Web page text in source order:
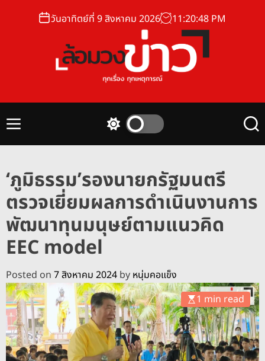
วันอาทิตย์ที่ 9 สิงหาคม 2026 11:20:49 PM
อ
า
ว
M
c
h
c
o
l
o
o
d
e
S
‘ภูมิธรรม’รองนายกรัฐมนตรี
ตรวจเยี่ยมผลการดำเนินงานการ
พัฒนาทุนมนุษย์ตามแนวคิด
EEC model
Posted on 7 สิงหาคม 2024 by หนุ่มคอแข็ง
1 min read